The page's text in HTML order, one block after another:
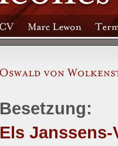
Besetzung:
Els